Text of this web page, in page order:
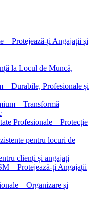
– Protejează-ți Angajații și
la Locul de Muncă,
– Durabile, Profesionale și
– Transformă
Profesionale – Protecție
pentru locuri de
clienți și angajați
– Protejează-ți Angajații
– Organizare și